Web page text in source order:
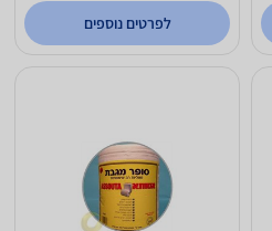
לפרטים נוספים